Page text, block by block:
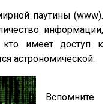
паутины (www).
информации,
кто имеет доступ к
астрономической.
Вспомните